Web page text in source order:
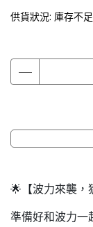
供貨狀況: 庫存不足
🌟【波力來襲，
準備好和波力一